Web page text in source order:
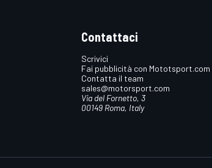
Contattaci
Scrivici
Fai pubblicità con Mototsport.com
Contatta il team
sales@motorsport.com
Via del Fornetto, 3
00149 Roma, Italy